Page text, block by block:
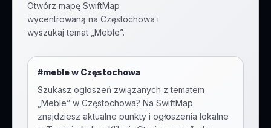
Otwórz mapę SwiftMap
wycentrowaną na Częstochowa i
wyszukaj temat „Meble”.
#meblew Częstochowa
Szukasz ogłoszeń związanych z tematem
Meble” w Częstochowa? Na SwiftMap
znajdziesz aktualne punkty i ogłoszenia lokalne